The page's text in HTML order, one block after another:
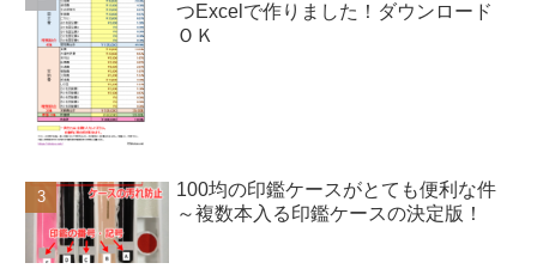
つExcelで作りました！ダウンロード
ＯＫ
100均の印鑑ケースがとても便利な件
～複数本入る印鑑ケースの決定版！